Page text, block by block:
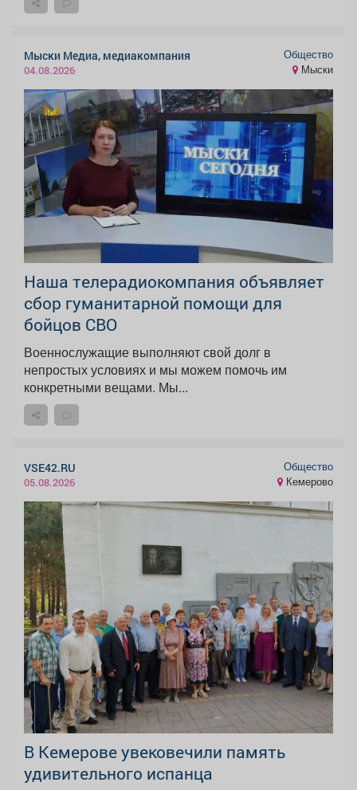
Мыски Медиа, медиакомпания
04.08.2026
Общество
Мыски
Наша телерадиокомпания объявляет
сбор гуманитарной помощи для
бойцов СВО
Военнослужащие выполняют свой долг в
непростых условиях и мы можем помочь им
конкретными вещами. Мы...
VSE42.RU
05.08.2026
Общество
Кемерово
В Кемерове увековечили память
удивительного испанца